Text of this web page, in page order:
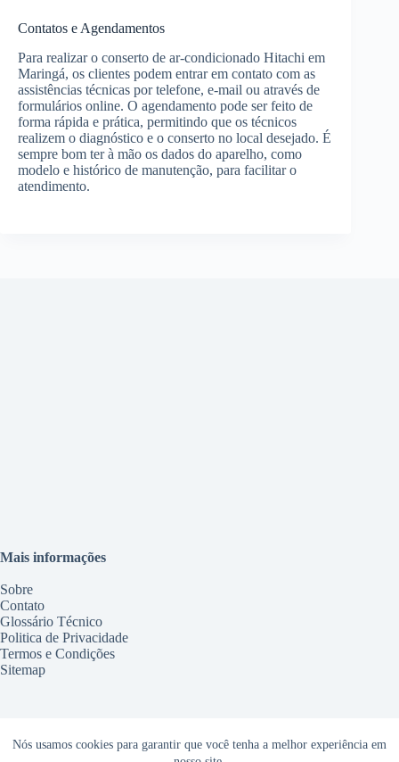
Nós usamos cookies para garantir que você tenha a melhor experiência em
Contatos e Agendamentos
Para realizar o conserto de ar-condicionado Hitachi em
Maringá, os clientes podem entrar em contato com as
assistências técnicas por telefone, e-mail ou através de
formulários online. O agendamento pode ser feito de
forma rápida e prática, permitindo que os técnicos
realizem o diagnóstico e o conserto no local desejado. É
sempre bom ter à mão os dados do aparelho, como
modelo e histórico de manutenção, para facilitar o
atendimento.
Mais informações
Sobre
Contato
Glossário Técnico
Politica de Privacidade
Termos e Condições
Sitemap